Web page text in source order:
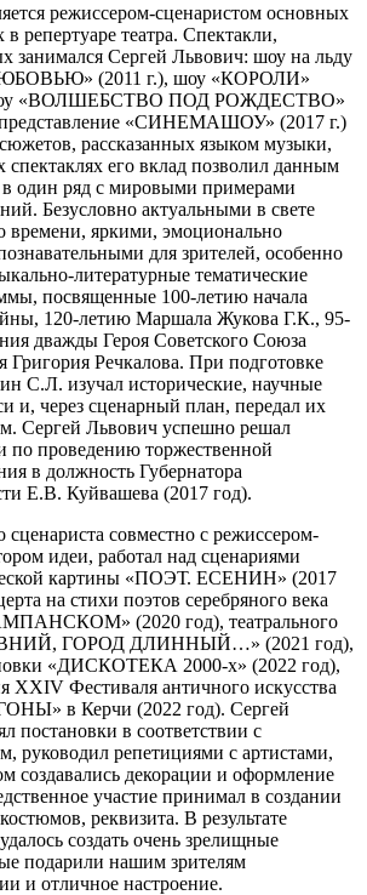
режиссером-сценаристом основных
репертуаре театра. Спектакли,
занимался Сергей Львович: шоу на льду
(2011 г.), шоу «КОРОЛИ»
шоу «ВОЛШЕБСТВО ПОД РОЖДЕСТВО»
представление «СИНЕМАШОУ» (2017 г.)
рассказанных языком музыки,
спектаклях его вклад позволил данным
в один ряд с мировыми примерами
Безусловно актуальными в свете
времени, яркими, эмоционально
для зрителей, особенно
литературные тематические
посвященные 100-летию начала
120-летию Маршала Жукова Г.К., 95-
дважды Героя Советского Союза
Григория Речкалова. При подготовке
С.Л. изучал исторические, научные
и, через сценарный план, передал их
Сергей Львович успешно решал
по проведению торжественной
в должность Губернатора
Е.В. Куйвашева (2017 год).
сценариста совместно с режиссером-
идеи, работал над сценариями
картины «ПОЭТ. ЕСЕНИН» (2017
на стихи поэтов серебряного века
(2020 год), театрального
ГОРОД ДЛИННЫЙ…» (2021 год),
«ДИСКОТЕКА 2000-х» (2022 год),
XXIV Фестиваля античного искусства
в Керчи (2022 год). Сергей
постановки в соответствии с
руководил репетициями с артистами,
создавались декорации и оформление
участие принимал в создании
реквизита. В результате
создать очень зрелищные
подарили нашим зрителям
и отличное настроение.